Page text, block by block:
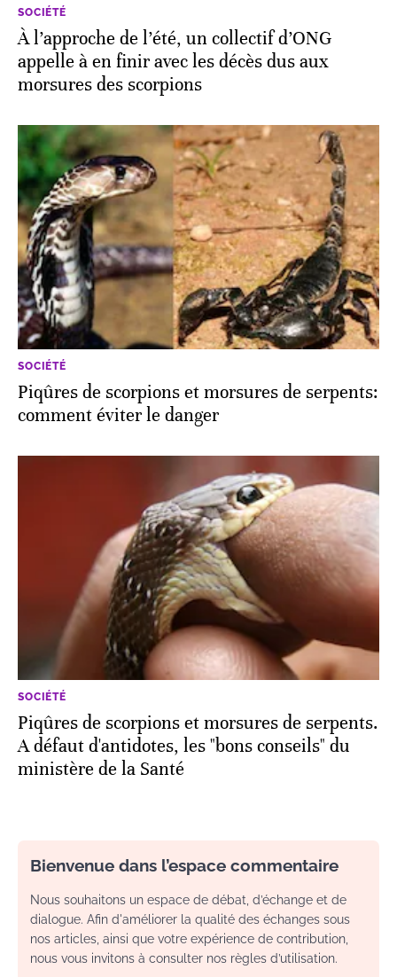
SOCIÉTÉ
À l’approche de l’été, un collectif d’ONG
appelle à en finir avec les décès dus aux
morsures des scorpions
SOCIÉTÉ
Piqûres de scorpions et morsures de serpents:
comment éviter le danger
SOCIÉTÉ
Piqûres de scorpions et morsures de serpents.
A défaut d'antidotes, les "bons conseils" du
ministère de la Santé
Bienvenue dans l’espace commentaire
Nous souhaitons un espace de débat, d’échange et de
dialogue. Afin d'améliorer la qualité des échanges sous
nos articles, ainsi que votre expérience de contribution,
nous vous invitons à consulter nos règles d’utilisation.